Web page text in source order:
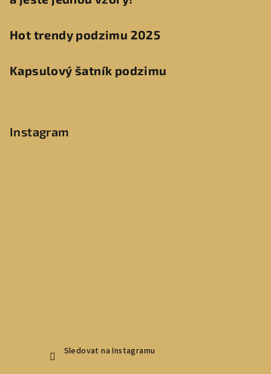
Hot trendy podzimu 2025
Kapsulový šatník podzimu
Instagram
Sledovat na Instagramu